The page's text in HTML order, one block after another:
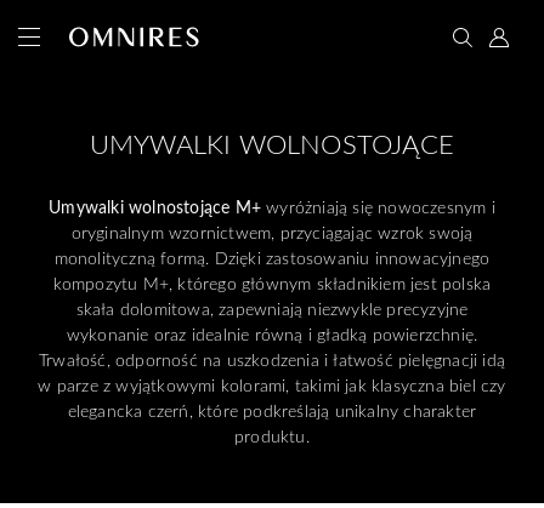
UMYWALKI WOLNOSTOJĄCE
Umywalki wolnostojące M+ wyróżniają się nowoczesnym i
oryginalnym wzornictwem, przyciągając wzrok swoją
monolityczną formą. Dzięki zastosowaniu innowacyjnego
kompozytu M+, którego głównym składnikiem jest polska
skała dolomitowa, zapewniają niezwykle precyzyjne
wykonanie oraz idealnie równą i gładką powierzchnię.
Trwałość, odporność na uszkodzenia i łatwość pielęgnacji idą
w parze z wyjątkowymi kolorami, takimi jak klasyczna biel czy
elegancka czerń, które podkreślają unikalny charakter
produktu.